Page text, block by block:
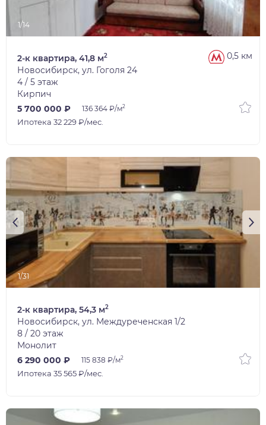
1/14
0,5 км
2-к квартира, 41,8 м2
Новосибирск, ул. Гоголя 24
4 / 5 этаж
Кирпич
5 700 000 ₽
136 364 ₽/м2
Ипотека 32 229 ₽/мес.
1/31
2-к квартира, 54,3 м2
Новосибирск, ул. Междуреченская 1/2
8 / 20 этаж
Монолит
6 290 000 ₽
115 838 ₽/м2
Ипотека 35 565 ₽/мес.